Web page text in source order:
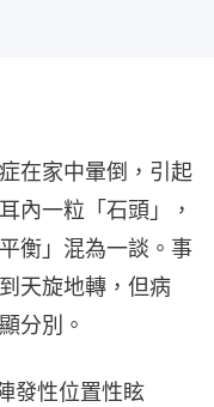
在家中暈倒，引起
內一粒「石頭」，
衡」混為一談。事
天旋地轉，但病
分別。
發性位置性眩